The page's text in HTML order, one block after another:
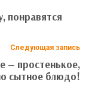
понравятся
Следующая запись
— простенькое,
сытное блюдо!